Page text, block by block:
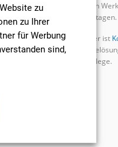
gleichen oder nächsten
Zustellung in 1-2 Werktagen.
Unser Business Partner ist
Co. KGfür Ihre
in Krankenhaus und Pflege.
zu
zu Ihrer
für Werbung
sind,